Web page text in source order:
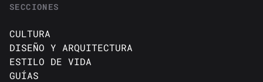
SECCIONES
CULTURA
DISEÑO Y ARQUITECTURA
ESTILO DE VIDA
GUÍAS